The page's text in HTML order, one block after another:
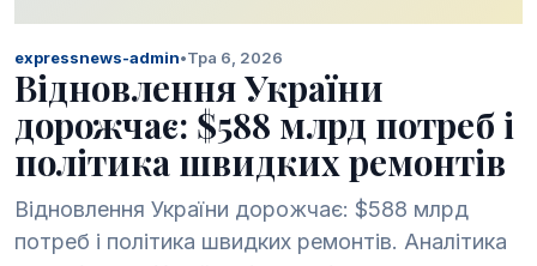
expressnews-admin•Тра 6, 2026
Відновлення України
дорожчає: $588 млрд потреб і
політика швидких ремонтів
Відновлення України дорожчає: $588 млрд
потреб і політика швидких ремонтів. Аналітика